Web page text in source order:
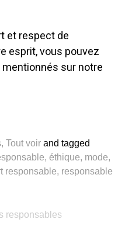
et respect de
esprit, vous pouvez
sur notre
, Tout voir and tagged
, éthique, mode,
responsable, responsable
responsables